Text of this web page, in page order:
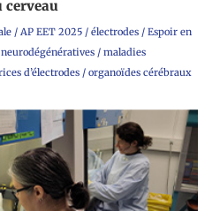
cerveau
/ AP EET 2025 / électrodes / Espoir en
/ maladies
d’électrodes/ organoïdes cérébraux